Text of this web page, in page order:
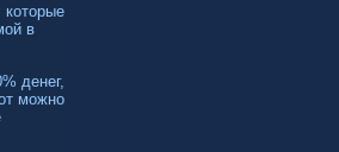
в
денег,
можно